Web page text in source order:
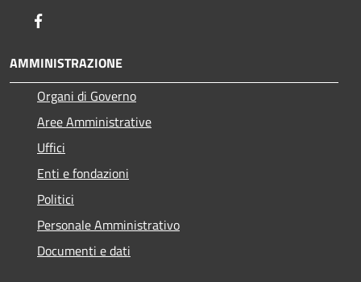
AMMINISTRAZIONE
Organi di Governo
Aree Amministrative
Uffici
Enti e fondazioni
Politici
Personale Amministrativo
Documenti e dati